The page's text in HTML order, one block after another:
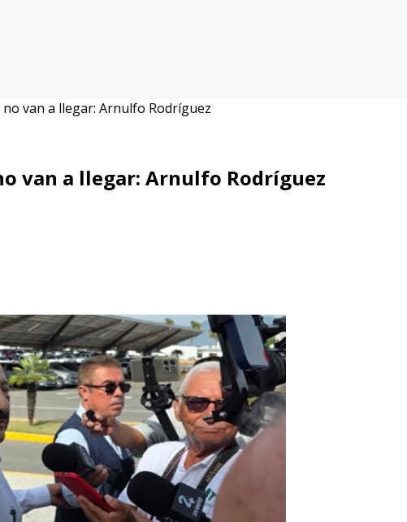
van a llegar: Arnulfo Rodríguez
van a llegar: Arnulfo Rodríguez